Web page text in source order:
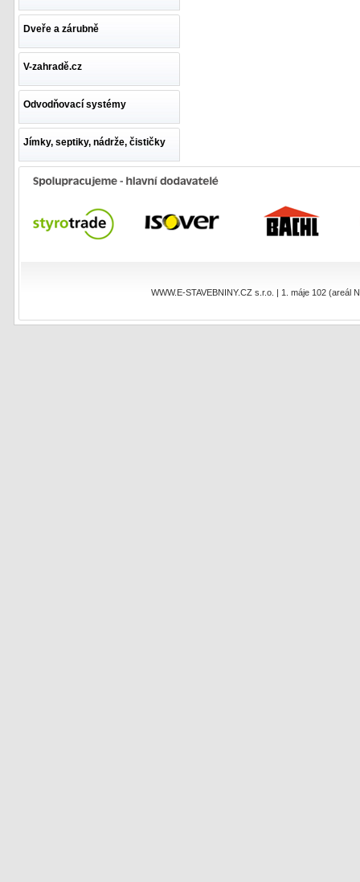
Dveře a zárubně
V-zahradě.cz
Odvodňovací systémy
Jímky, septiky, nádrže, čističky
WWW.E-STAVEBNINY.CZ s.r.o. | 1. máje 102